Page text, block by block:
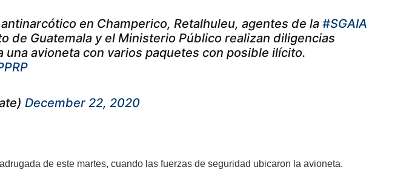
en Champerico, Retalhuleu, agentes de la #SGAIA
de Guatemala y el Ministerio Público realizan diligencias
una avioneta con varios paquetes con posible ilícito.
December 22, 2020
de este martes, cuando las fuerzas de seguridad ubicaron la avioneta.